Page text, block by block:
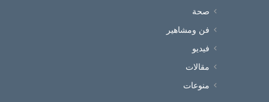
صحة
فن ومشاهير
فيديو
مقالات
منوعات